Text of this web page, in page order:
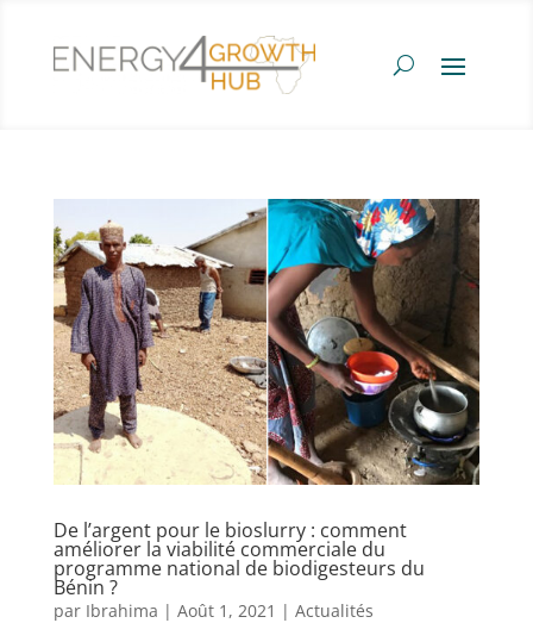
De l’argent pour le bioslurry : comment
améliorer la viabilité commerciale du
programme national de biodigesteurs du
Bénin ?
par Ibrahima | Août 1, 2021 | Actualités